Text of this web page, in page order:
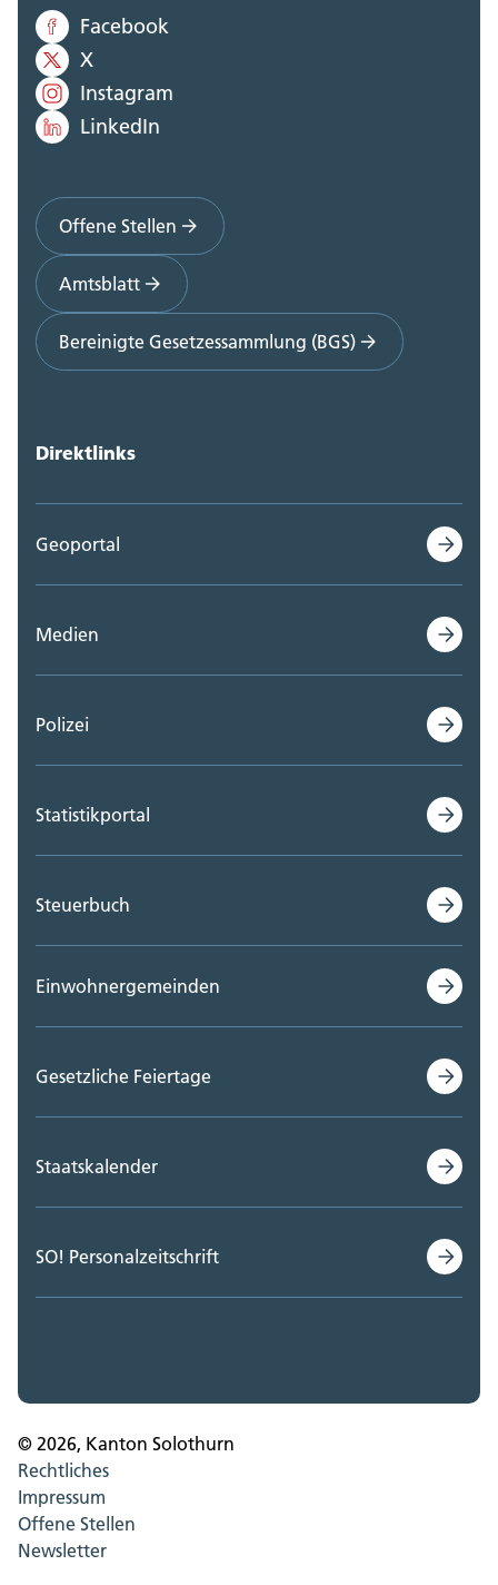
Facebook
X
Instagram
LinkedIn
Offene Stellen
Amtsblatt
Bereinigte Gesetzessammlung (BGS)
Direktlinks
Geoportal
Medien
Polizei
Statistikportal
Steuerbuch
Einwohnergemeinden
Gesetzliche Feiertage
Staatskalender
SO! Personalzeitschrift
© 2026, Kanton Solothurn
Rechtliches
Impressum
Offene Stellen
Newsletter